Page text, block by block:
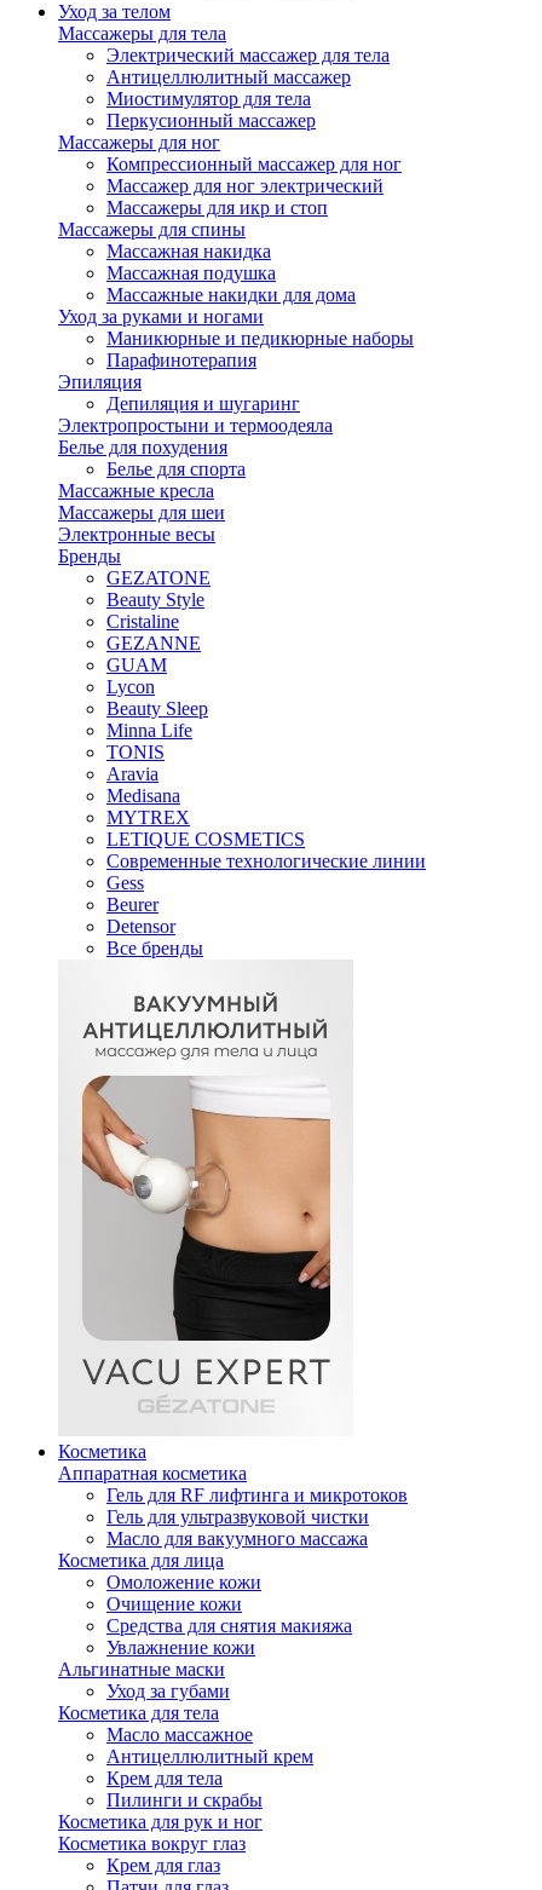
Уход за телом
Массажеры для тела
Электрический массажер для тела
Антицеллюлитный массажер
Миостимулятор для тела
Перкусионный массажер
Массажеры для ног
Компрессионный массажер для ног
Массажер для ног электрический
Массажеры для икр и стоп
Массажеры для спины
Массажная накидка
Массажная подушка
Массажные накидки для дома
Уход за руками и ногами
Маникюрные и педикюрные наборы
Парафинотерапия
Эпиляция
Депиляция и шугаринг
Электропростыни и термоодеяла
Белье для похудения
Белье для спорта
Массажные кресла
Массажеры для шеи
Электронные весы
Бренды
GEZATONE
Beauty Style
Cristaline
GEZANNE
GUAM
Lycon
Beauty Sleep
Minna Life
TONIS
Aravia
Medisana
MYTREX
LETIQUE COSMETICS
Современные технологические линии
Gess
Beurer
Detensor
Все бренды
Косметика
Аппаратная косметика
Гель для RF лифтинга и микротоков
Гель для ультразвуковой чистки
Масло для вакуумного массажа
Косметика для лица
Омоложение кожи
Очищение кожи
Средства для снятия макияжа
Увлажнение кожи
Альгинатные маски
Уход за губами
Косметика для тела
Масло массажное
Антицеллюлитный крем
Крем для тела
Пилинги и скрабы
Косметика для рук и ног
Косметика вокруг глаз
Крем для глаз